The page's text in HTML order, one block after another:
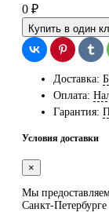
0 ₽
Купить в один
Доставка:
Оплата:
Гарантия:
Условия доставки
×
Мы
Санкт-